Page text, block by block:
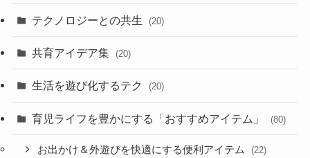
テクノロジーとの共生 (20)
共育アイデア集 (20)
生活を遊び化するテク (20)
育児ライフを豊かにする「おすすめアイテム」 (80)
お出かけ＆外遊びを快適にする便利アイテム (22)